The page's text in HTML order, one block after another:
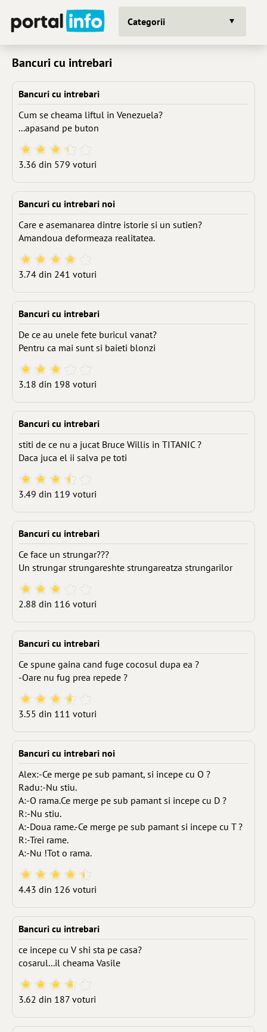
Categorii
Bancuri cu intrebari
Bancuri cu intrebari
Cum se cheama liftul in Venezuela?
...apasand pe buton
3.36 din 579 voturi
Bancuri cu intrebari noi
Care e asemanarea dintre istorie si un sutien?
Amandoua deformeaza realitatea.
3.74 din 241 voturi
Bancuri cu intrebari
De ce au unele fete buricul vanat?
Pentru ca mai sunt si baieti blonzi
3.18 din 198 voturi
Bancuri cu intrebari
stiti de ce nu a jucat Bruce Willis in TITANIC ?
Daca juca el ii salva pe toti
3.49 din 119 voturi
Bancuri cu intrebari
Ce face un strungar???
Un strungar strungareshte strungareatza strungarilor
2.88 din 116 voturi
Bancuri cu intrebari
Ce spune gaina cand fuge cocosul dupa ea ?
-Oare nu fug prea repede ?
3.55 din 111 voturi
Bancuri cu intrebari noi
Alex:-Ce merge pe sub pamant, si incepe cu O ?
Radu:-Nu stiu.
A:-O rama.Ce merge pe sub pamant si incepe cu D ?
R:-Nu stiu.
A:-Doua rame.-Ce merge pe sub pamant si incepe cu T ?
R:-Trei rame.
A:-Nu !Tot o rama.
4.43 din 126 voturi
Bancuri cu intrebari
ce incepe cu V shi sta pe casa?
cosarul...il cheama Vasile
3.62 din 187 voturi